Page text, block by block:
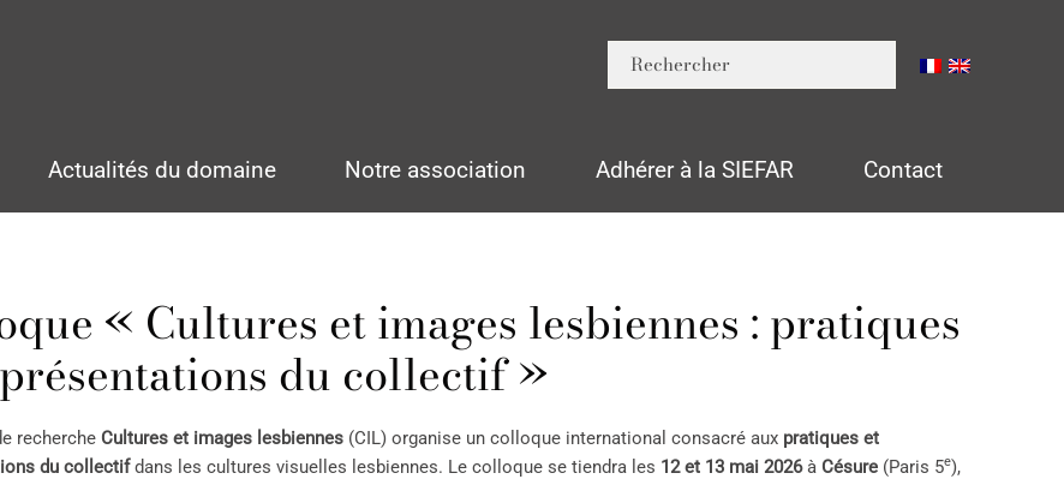
Actualités du domaine Notre association Adhérer à la SIEFAR Contact
« Cultures et images lesbiennes : pratiques
du collectif »
recherche Cultures et images lesbiennes (CIL) organise un colloque international consacré aux pratiques et
du collectifdans les cultures visuelles lesbiennes. Le colloque se tiendra les 12 et 13 mai 2026à Césure (Paris 5e),